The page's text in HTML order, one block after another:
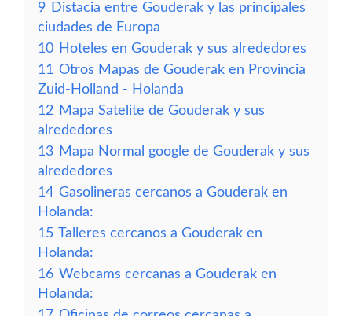
9 Distacia entre Gouderak y las principales
ciudades de Europa
10 Hoteles en Gouderak y sus alrededores
11 Otros Mapas de Gouderak en Provincia
Zuid-Holland - Holanda
12 Mapa Satelite de Gouderak y sus
alrededores
13 Mapa Normal google de Gouderak y sus
alrededores
14 Gasolineras cercanos a Gouderak en
Holanda:
15 Talleres cercanos a Gouderak en
Holanda:
16 Webcams cercanas a Gouderak en
Holanda: